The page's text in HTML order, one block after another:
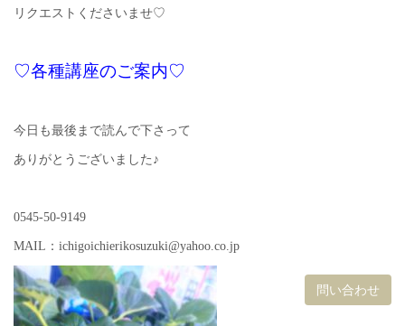
リクエストくださいませ♡
♡各種講座のご案内♡
今日も最後まで読んで下さって
ありがとうございました♪
0545-50-9149
MAIL：ichigoichierikosuzuki@yahoo.co.jp
問い合わせ